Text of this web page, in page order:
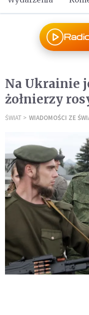
Na Ukrainie
żołnierzy
ŚWIAT WIADOMOŚCI ZE